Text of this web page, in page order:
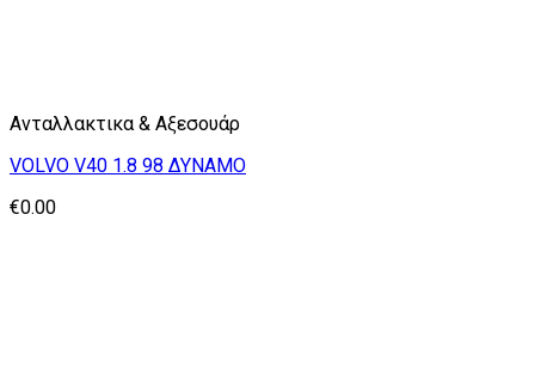
Ανταλλακτικα & Αξεσουάρ
VOLVO V40 1.8 98 ΔΥΝΑΜΟ
€0.00